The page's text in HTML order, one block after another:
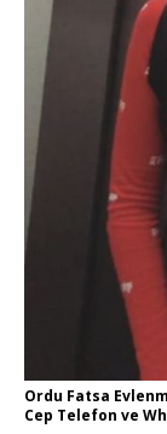
Ordu Fatsa
Cep Telefon ve